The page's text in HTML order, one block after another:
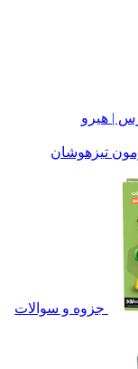
| هیرو
تیزهوشان
جزوه و سوالات